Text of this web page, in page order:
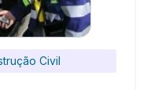
Civil